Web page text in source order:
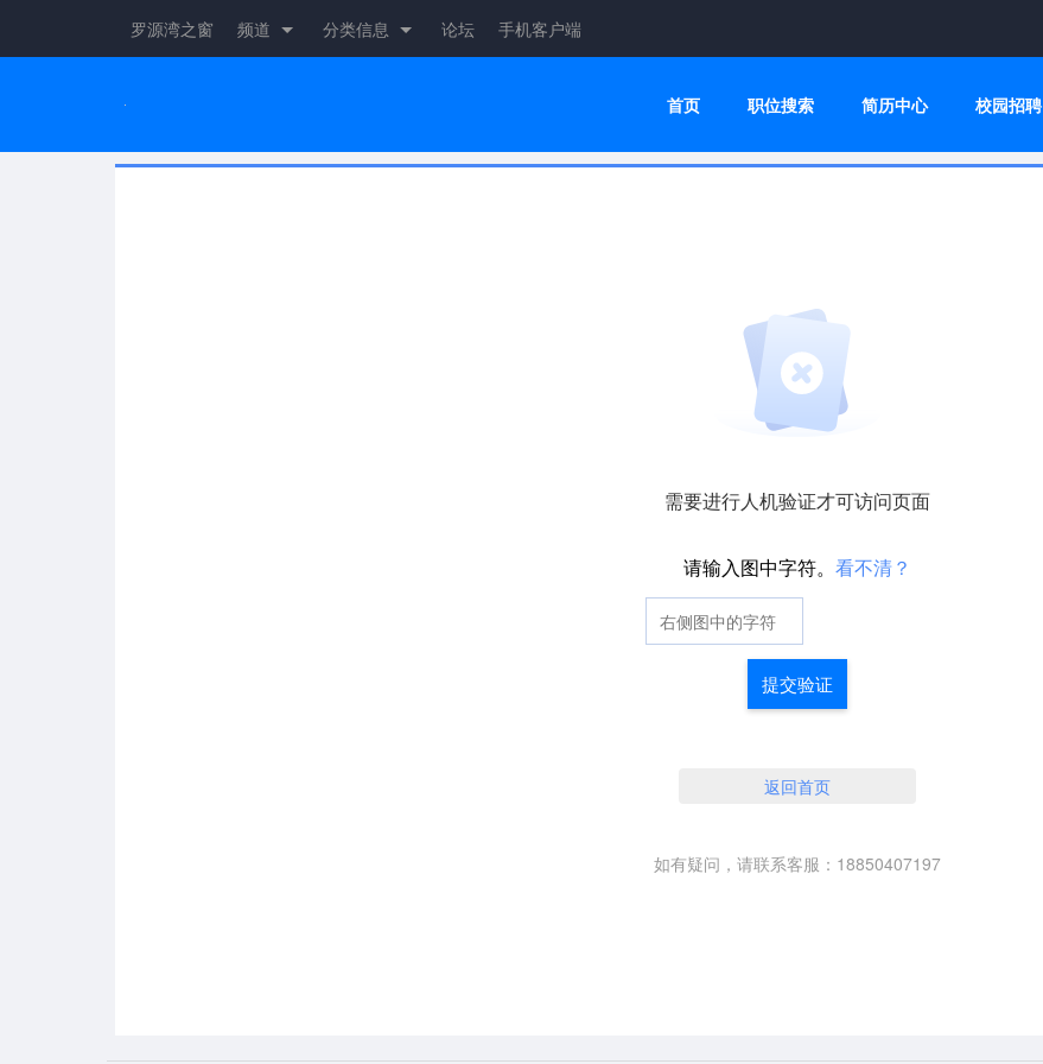
罗源湾之窗 频道 分类信息 论坛 手机客户端
首页 职位搜索 简历中心 校园招聘
需要进行人机验证才可访问页面
请输入图中字符。 看不清？
提交验证
返回首页
如有疑问，请联系客服：18850407197